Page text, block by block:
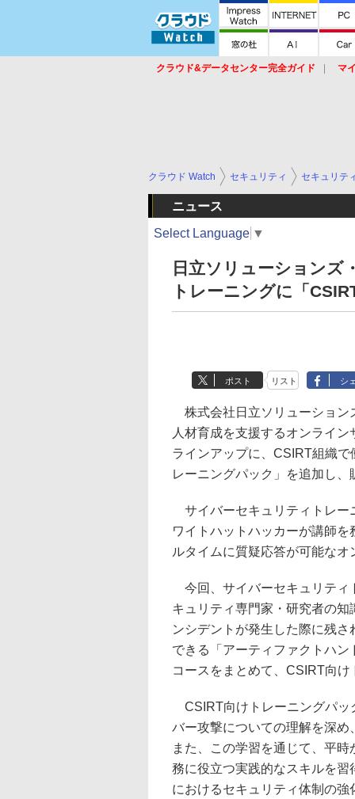
クラウド&データセンター完全ガイド マ
クラウド Watch セキュリティ セキュリテ
ニュース
Select Language ▼
日立ソリューションズ
トレーニングに「
ポスト リスト シ
株式会社日立ソリューション
人材育成を支援するオンライ
ラインアップに、CSIRT組織
レーニングパック」を追加し、
サイバーセキュリティトレー
ワイトハットハッカーが講師
ルタイムに質疑応答が可能なオ
今回、サイバーセキュリティ
キュリティ専門家・研究者の
ンシデントが発生した際に残
できる「アーティファクトハ
コースをまとめて、CSIRT向け
CSIRT向けトレーニングパッ
バー攻撃についての理解を深め
また、この学習を通じて、平
務に役立つ実践的なスキルを
におけるセキュリティ体制の強